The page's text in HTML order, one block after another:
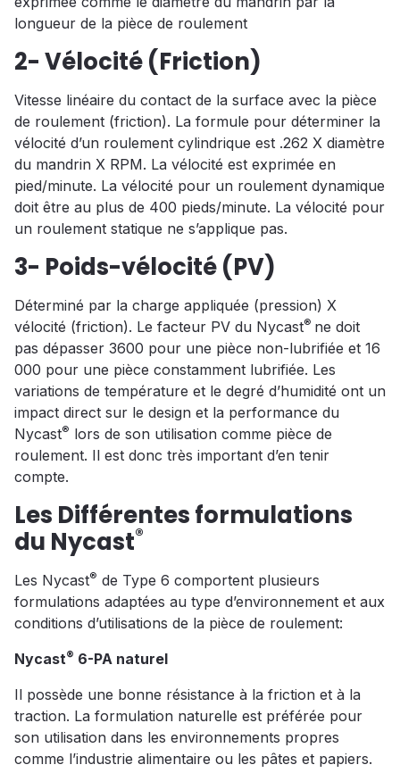
longueur de la pièce de roulement
2- Vélocité (Friction)
Vitesse linéaire du contact de la surface avec la pièce
de roulement (friction). La formule pour déterminer la
vélocité d’un roulement cylindrique est .262 X diamètre
du mandrin X RPM. La vélocité est exprimée en
pied/minute. La vélocité pour un roulement dynamique
doit être au plus de 400 pieds/minute. La vélocité pour
un roulement statique ne s’applique pas.
3- Poids-vélocité (PV)
Déterminé par la charge appliquée (pression) X
vélocité (friction). Le facteur PV du Nycast® ne doit
pas dépasser 3600 pour une pièce non-lubrifiée et 16
000 pour une pièce constamment lubrifiée. Les
variations de température et le degré d’humidité ont un
impact direct sur le design et la performance du
Nycast® lors de son utilisation comme pièce de
roulement. Il est donc très important d’en tenir
compte.
Les Différentes formulations
du Nycast®
Les Nycast® de Type 6 comportent plusieurs
formulations adaptées au type d’environnement et aux
conditions d’utilisations de la pièce de roulement:
Nycast® 6-PA naturel
Il possède une bonne résistance à la friction et à la
traction. La formulation naturelle est préférée pour
son utilisation dans les environnements propres
comme l’industrie alimentaire ou les pâtes et papiers.